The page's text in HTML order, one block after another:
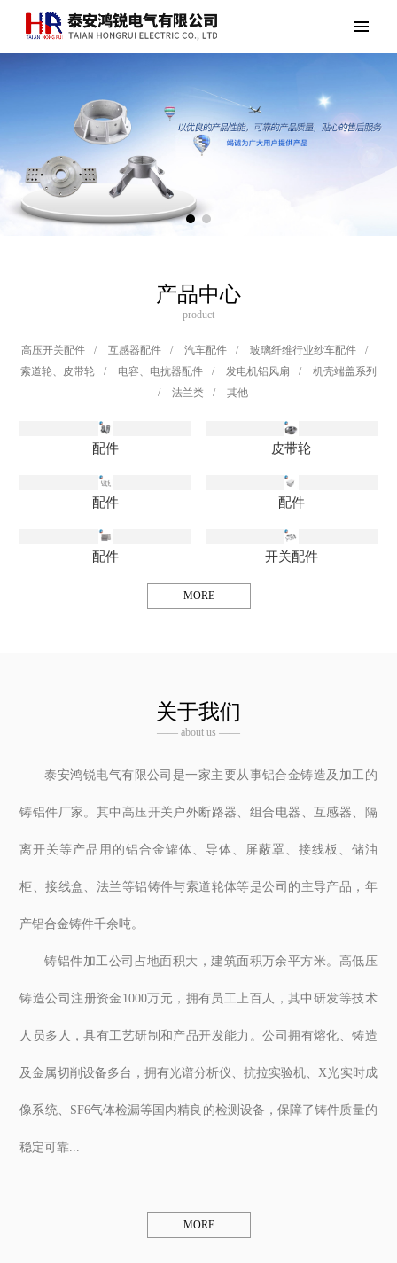
产品中心
—— product ——
高压开关配件 / 互感器配件 / 汽车配件 / 玻璃纤维行业纱车配件
/
索道轮、皮带轮
/ 电容、电抗器配件 / 发电机铝风扇 /
机壳端盖系列
/
法兰类 / 其他
配件 皮带轮
配件 配件
配件 开关配件
MORE
关于我们
—— about us ——
泰安鸿锐电气有限公司是一家主要从事铝合金铸造及加工的
铸铝件厂家。其中高压开关户外断路器、组合电器、互感器、隔
离开关等产品用的铝合金罐体、导体、屏蔽罩、接线板、储油
柜、接线盒、法兰等铝铸件与索道轮体等是公司的主导产品，年
产铝合金铸件千余吨。
铸铝件加工公司占地面积大，建筑面积万余平方米。高低压
铸造公司注册资金1000万元，拥有员工上百人，其中研发等技术
人员多人，具有工艺研制和产品开发能力。公司拥有熔化、铸造
及金属切削设备多台，拥有光谱分析仪、抗拉实验机、X光实时成
像系统、SF6气体检漏等国内精良的检测设备，保障了铸件质量的
稳定可靠...
MORE